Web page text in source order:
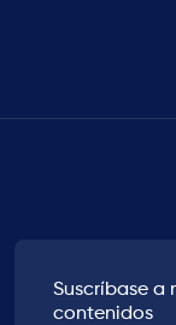
Suscríbase a
contenidos